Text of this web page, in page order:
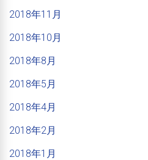
2018年11月
2018年10月
2018年8月
2018年5月
2018年4月
2018年2月
2018年1月